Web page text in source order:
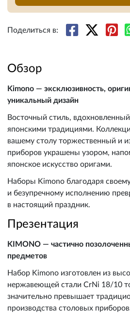
Поделиться в:
Обзор
Kimono — эксклюзивность,
уникальный дизайн
Восточный стиль,
японскими традициями.
вашему столу торжественный и
приборов украшены узором,
японское искусство оригами.
Наборы Kimono благодаря
и безупречному исполнению
в настоящий праздник.
Презентация
KIMONO — частично
предметов
Набор Kimono изготовлен из
нержавеющей стали CrNi 18/10
значительно превышает
производства столовых